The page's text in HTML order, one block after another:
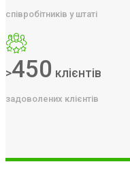
співробітників у штаті
>450 клієнтів
задоволених клієнтів